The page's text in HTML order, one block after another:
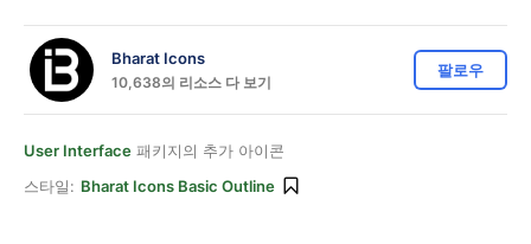
Bharat Icons
10,638의 리소스 다 보기
팔로우
User Interface 패키지의 추가 아이콘
스타일: Bharat Icons Basic Outline